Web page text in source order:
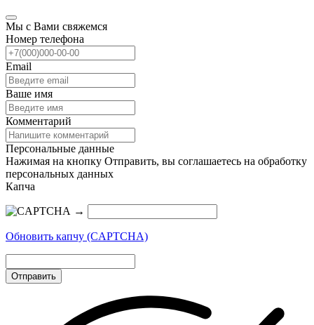
Мы с Вами свяжемся
Номер телефона
Email
Ваше имя
Комментарий
Персональные данные
Нажимая на кнопку Отправить, вы соглашаетесь на обработку
персональных данных
Капча
→
Обновить капчу (CAPTCHA)
Отправить